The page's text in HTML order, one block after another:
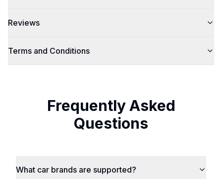
Reviews
Terms and Conditions
Frequently Asked
Questions
What car brands are supported?